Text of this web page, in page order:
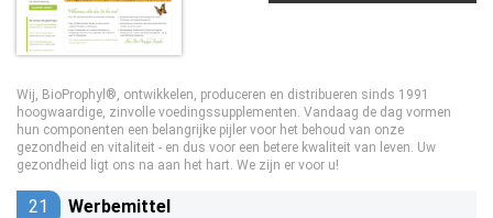
Wij, BioProphyl®, ontwikkelen, produceren en distribueren sinds 1991
hoogwaardige, zinvolle voedingssupplementen. Vandaag de dag vormen
hun componenten een belangrijke pijler voor het behoud van onze
gezondheid en vitaliteit - en dus voor een betere kwaliteit van leven. Uw
gezondheid ligt ons na aan het hart. We zijn er voor u!
21 Werbemittel